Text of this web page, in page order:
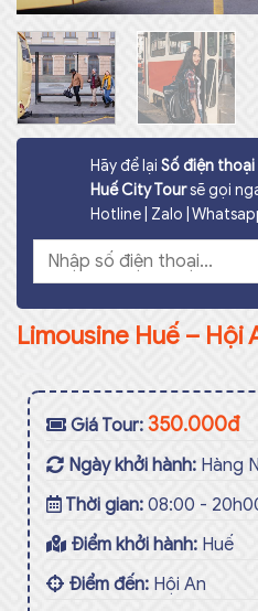
Hãy để lại Số điện thoại
Huế City Toursẽ gọi
Hotline | Zalo |
Limousine Huế – Hội
Giá Tour: 350.000đ
Ngày khởi hành: Hàng
Thời gian: 08:00 -
Điểm khởi hành: Huế
Điểm đến: Hội An